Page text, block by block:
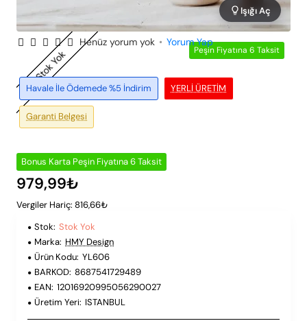
Peşin Fiyatına 6 Taksit
Stok Yok
Işığı Aç
YERLI ÜRETIM
Havale İle Ödemede %5 İndirim
Garanti Belgesi
Henüz yorum yok • Yorum Yap
Bonus Karta Peşin Fiyatına 6 Taksit
979,99₺
Vergiler Hariç: 816,66₺
Stok: Stok Yok
Marka: HMY Design
Ürün Kodu: YL606
BARKOD: 8687541729489
EAN: 12016920995056290027
Üretim Yeri: ISTANBUL